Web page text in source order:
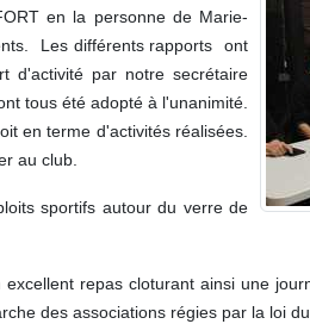
en la personne de Marie-
Les différents rapports ont
d'activité par notre secrétaire
tous été adopté à l'unanimité.
en terme d'activités réalisées.
au club.
sportifs autour du verre de
repas cloturant ainsi une
des associations régies par la loi